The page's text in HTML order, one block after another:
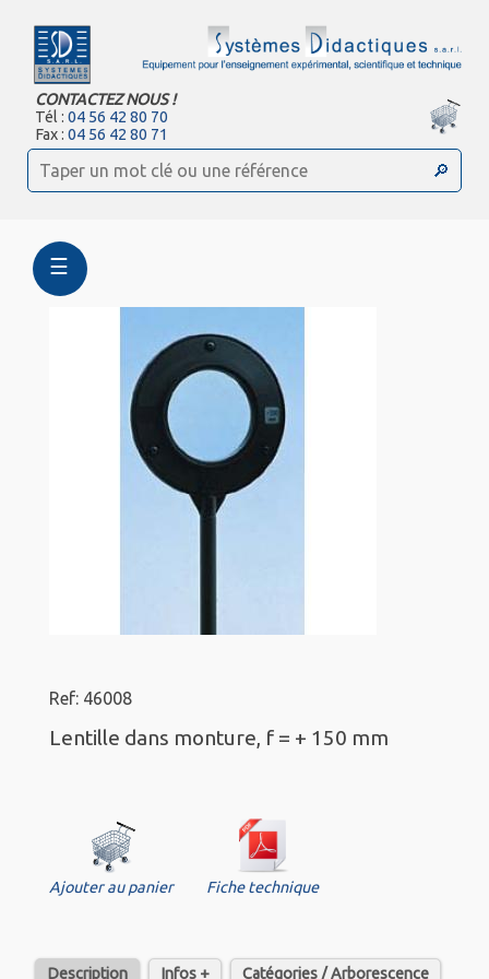
CONTACTEZ NOUS !
Tél :04 56 42 80 70
Fax :04 56 42 80 71
☰
Ref: 46008
Lentille dans monture, f = + 150 mm
Ajouter au panier Fiche technique
Description Infos + Catégories / Arborescence